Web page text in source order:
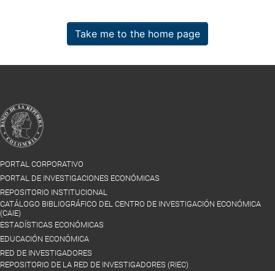
Take me to the home page
PORTAL CORPORATIVO
PORTAL DE INVESTIGACIONES ECONÓMICAS
REPOSITORIO INSTITUCIONAL
CATÁLOGO BIBLIOGRÁFICO DEL CENTRO DE INVESTIGACIÓN ECONÓMICA
(CAIE)
ESTADÍSTICAS ECONÓMICAS
EDUCACIÓN ECONÓMICA
RED DE INVESTIGADORES
REPOSITORIO DE LA RED DE INVESTIGADORES (RIEC)